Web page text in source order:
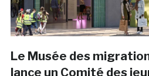
Le Musée des
lance un Comité des